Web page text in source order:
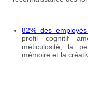
82% des
profil cognitif
méticulosité, la
mémoire et la